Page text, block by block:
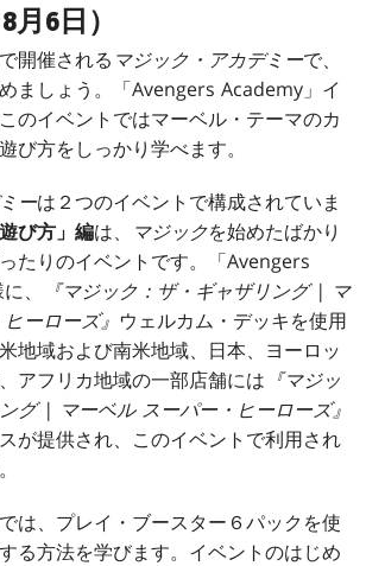
月6日）
開催される マジック・アカデミーで、
ましょう。「Avengers Academy」イ
のイベントではマーベル・テーマのカ
び方をしっかり学べます。
ーは２つのイベントで構成されていま
び方」編は、 マジックを始めたばかり
たりのイベントです。「Avengers
、
『マジック：ザ・ギャザリング | マ
ーローズ』 ウェルカム・デッキを使用
地域および南米地域、日本、ヨーロッ
アフリカ地域の一部店舗には 『マジッ
グ | マーベル スーパー・ヒーローズ』
が提供され、このイベントで利用され
では、プレイ・ブースター６パックを使
る方法を学びます。イベントのはじめ